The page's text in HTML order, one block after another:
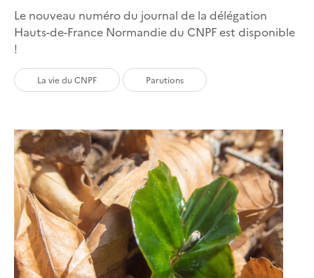
Le nouveau numéro du journal de la délégation
Hauts-de-France Normandie du CNPF est disponible
!
La vie du CNPF Parutions